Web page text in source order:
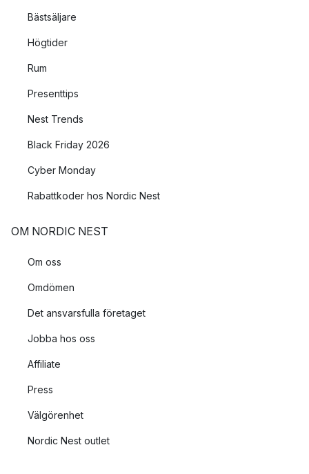
Bästsäljare
Högtider
Rum
Presenttips
Nest Trends
Black Friday 2026
Cyber Monday
Rabattkoder hos Nordic Nest
OM NORDIC NEST
Om oss
Omdömen
Det ansvarsfulla företaget
Jobba hos oss
Affiliate
Press
Välgörenhet
Nordic Nest outlet